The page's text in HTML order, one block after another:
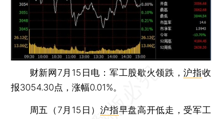
财新网7月15日电：军工股歇火领跌，沪指收
报3054.30点，涨幅0.01%。
周五（7月15日）沪指早盘高开低走，受军工